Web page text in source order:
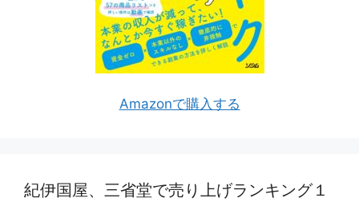
Amazonで購入する
紀伊国屋、三省堂で売り上げランキング１